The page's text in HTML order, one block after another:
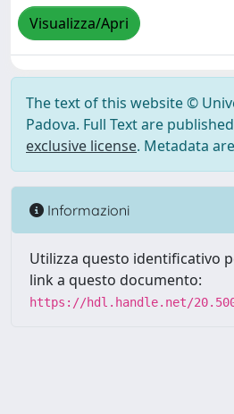
Visualizza/Apri
The text of this website ©
Padova. Full Text are
exclusive license. Metadata
Informazioni
Utilizza questo identificativo
link a questo documento:
https://hdl.handle.net/